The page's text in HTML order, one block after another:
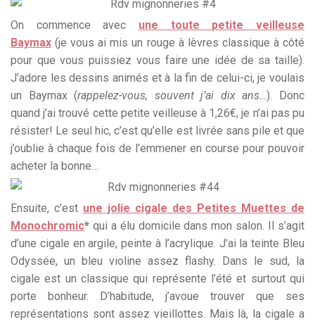
On commence avec une toute petite veilleuse
Baymax (je vous ai mis un rouge à lèvres classique à côté
pour que vous puissiez vous faire une idée de sa taille).
J’adore les dessins animés et à la fin de celui-ci, je voulais
un Baymax (rappelez-vous, souvent j’ai dix ans…). Donc
quand j’ai trouvé cette petite veilleuse à 1,26€, je n’ai pas pu
résister! Le seul hic, c’est qu’elle est livrée sans pile et que
j’oublie à chaque fois de l’emmener en course pour pouvoir
acheter la bonne…
Ensuite, c’est une jolie cigale des Petites Muettes de
Monochromic* qui a élu domicile dans mon salon. Il s’agit
d’une cigale en argile, peinte à l’acrylique. J’ai la teinte Bleu
Odyssée, un bleu violine assez flashy. Dans le sud, la
cigale est un classique qui représente l’été et surtout qui
porte bonheur. D’habitude, j’avoue trouver que ses
représentations sont assez vieillottes. Mais là, la cigale a